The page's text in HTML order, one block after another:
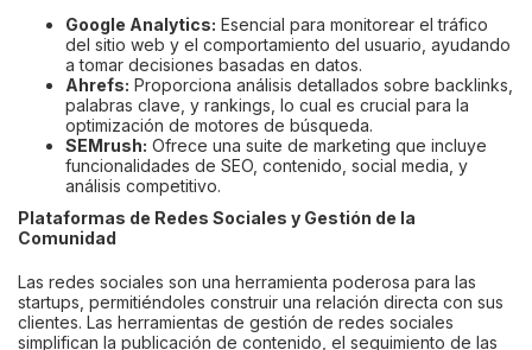
Google Analytics: Esencial para monitorear el tráfico
del sitio web y el comportamiento del usuario, ayudando
a tomar decisiones basadas en datos.
Ahrefs: Proporciona análisis detallados sobre backlinks,
palabras clave, y rankings, lo cual es crucial para la
optimización de motores de búsqueda.
SEMrush: Ofrece una suite de marketing que incluye
funcionalidades de SEO, contenido, social media, y
análisis competitivo.
Plataformas de Redes Sociales y Gestión de la
Comunidad
Las redes sociales son una herramienta poderosa para las
startups, permitiéndoles construir una relación directa con sus
clientes. Las herramientas de gestión de redes sociales
simplifican la publicación de contenido, el seguimiento de las